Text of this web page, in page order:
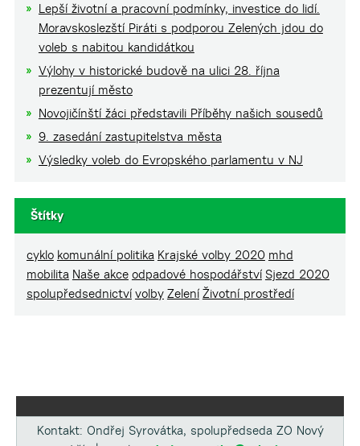
Lepší životní a pracovní podmínky, investice do lidí.
Moravskoslezští Piráti s podporou Zelených jdou do
voleb s nabitou kandidátkou
Výlohy v historické budově na ulici 28. října
prezentují město
Novojičínští žáci představili Příběhy našich sousedů
9. zasedání zastupitelstva města
Výsledky voleb do Evropského parlamentu v NJ
Štítky
cyklo komunální politika Krajské volby 2020 mhd
mobilita Naše akce odpadové hospodářství Sjezd 2020
spolupředsednictví volby Zelení Životní prostředí
Kontakt: Ondřej Syrovátka, spolupředseda ZO Nový